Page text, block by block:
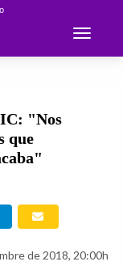
Toggle
"Nos
que
de 2018, 20:00h